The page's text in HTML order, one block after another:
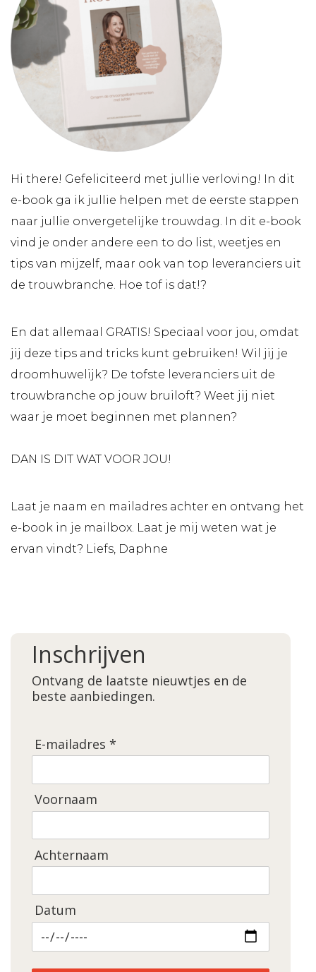
Hi there! Gefeliciteerd met jullie verloving! In dit
e-book ga ik jullie helpen met de eerste stappen
naar jullie onvergetelijke trouwdag. In dit e-book
vind je onder andere een to do list, weetjes en
tips van mijzelf, maar ook van top leveranciers uit
de trouwbranche. Hoe tof is dat!?
En dat allemaal GRATIS! Speciaal voor jou, omdat
jij deze tips and tricks kunt gebruiken! Wil jij je
droomhuwelijk?⁠ De tofste leveranciers uit de
trouwbranche op jouw ⁠bruiloft?⁠ Weet jij niet
waar je moet beginnen met plannen?⁠
DAN IS DIT WAT VOOR JOU!⁠
Laat je naam en mailadres achter en ontvang het
e-book in je mailbox. Laat je mij weten wat je
ervan vindt? Liefs, Daphne
Inschrijven
Ontvang de laatste nieuwtjes en de
beste aanbiedingen.
E-mailadres *
Voornaam
Achternaam
Datum